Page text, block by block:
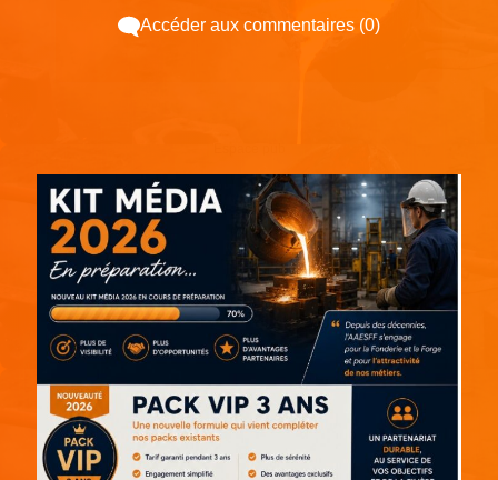
Accéder aux commentaires (0)